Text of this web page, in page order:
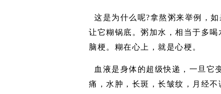
这是为什么呢?拿熬粥来举例，
让它糊锅底。粥加水，相当于多
脑梗。糊在心上，就是心梗。
血液是身体的超级快递，一旦它
痛，水肿，长斑，长皱纹，月经